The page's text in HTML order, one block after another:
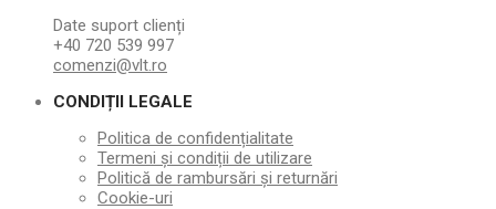
Date suport clienți
+40 720 539 997
comenzi@vlt.ro
CONDIȚII LEGALE
Politica de confidențialitate
Termeni și condiții de utilizare
Politică de rambursări și returnări
Cookie-uri